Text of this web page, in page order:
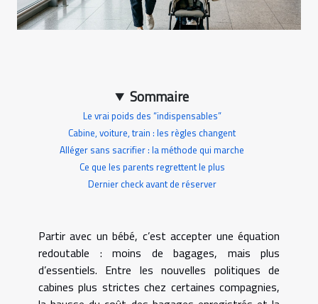
Sommaire
Le vrai poids des “indispensables”
Cabine, voiture, train : les règles changent
Alléger sans sacrifier : la méthode qui marche
Ce que les parents regrettent le plus
Dernier check avant de réserver
Partir avec un bébé, c’est accepter une équation
redoutable : moins de bagages, mais plus
d’essentiels. Entre les nouvelles politiques de
cabines plus strictes chez certaines compagnies,